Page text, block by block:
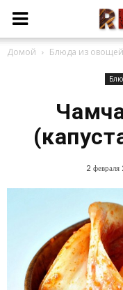
Домой Блюда из
2 февраля